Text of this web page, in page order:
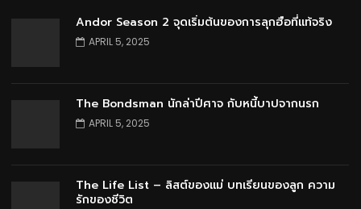
Andor Season 2 จุดเริ่มต้นของการลุกฮือที่แท้จริง
APRIL 5, 2025
The Bondsman นักล่าปีศาจ กับหนี้บาปจากนรก
APRIL 5, 2025
The Life List – ลิสต์ของแม่ บทเรียนของลูก ความ
รักของชีวิต